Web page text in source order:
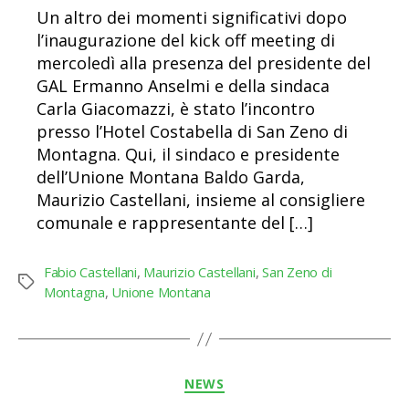
Un altro dei momenti significativi dopo
l’inaugurazione del kick off meeting di
mercoledì alla presenza del presidente del
GAL Ermanno Anselmi e della sindaca
Carla Giacomazzi, è stato l’incontro
presso l’Hotel Costabella di San Zeno di
Montagna. Qui, il sindaco e presidente
dell’Unione Montana Baldo Garda,
Maurizio Castellani, insieme al consigliere
comunale e rappresentante del […]
Tag
Fabio Castellani, Maurizio Castellani,San Zeno di
Montagna, Unione Montana
Categorie
NEWS